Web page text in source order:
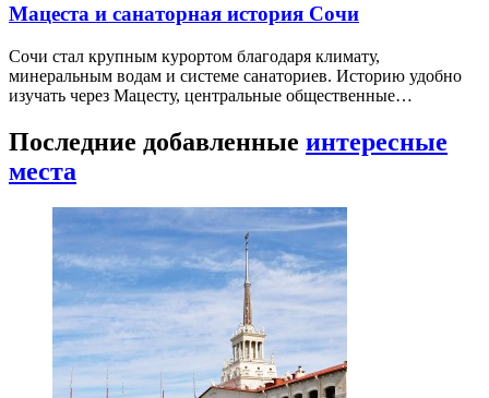
Мацеста и санаторная история Сочи
Сочи стал крупным курортом благодаря климату,
минеральным водам и системе санаториев. Историю удобно
изучать через Мацесту, центральные общественные…
Последние добавленные интересные
места